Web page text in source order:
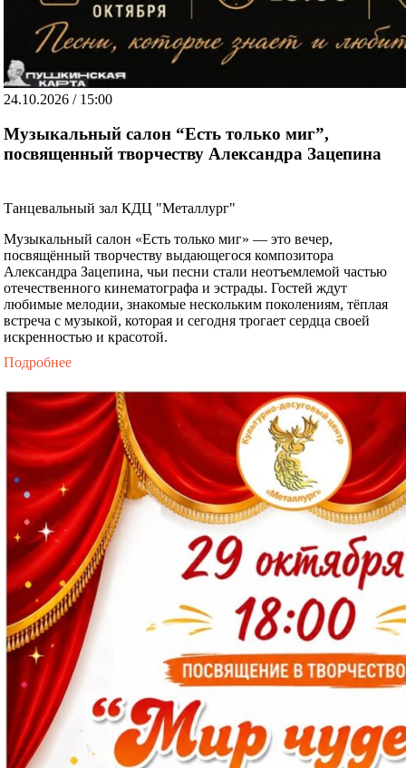
24.10.2026 / 15:00
Музыкальный салон “Есть только миг”,
посвященный творчеству Александра Зацепина
Танцевальный зал КДЦ "Металлург"
Музыкальный салон «Есть только миг» — это вечер,
посвящённый творчеству выдающегося композитора
Александра Зацепина, чьи песни стали неотъемлемой частью
отечественного кинематографа и эстрады. Гостей ждут
любимые мелодии, знакомые нескольким поколениям, тёплая
встреча с музыкой, которая и сегодня трогает сердца своей
искренностью и красотой.
Подробнее